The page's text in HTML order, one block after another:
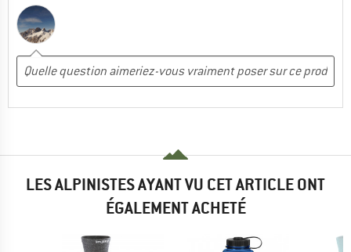
LES ALPINISTES AYANT VU CET ARTICLE ONT
ÉGALEMENT ACHETÉ